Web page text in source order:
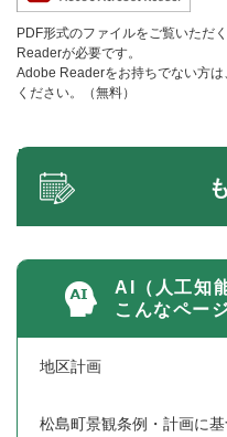
PDF形式のファイルをご覧いただ
Readerが必要です。
Adobe Readerをお持ちでない方
ください。（無料）
AI（人工知
こんなペー
地区計画
松島町景観条例・計画に